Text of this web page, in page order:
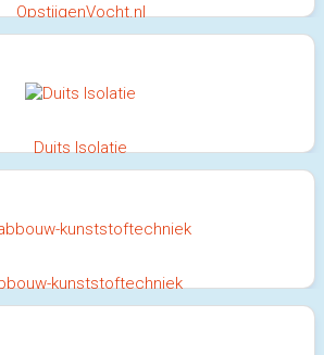
OpstijgenVocht.nl
Duits Isolatie
kunststoftechniek